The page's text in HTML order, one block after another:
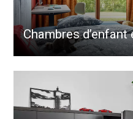
Chambres d’enfant